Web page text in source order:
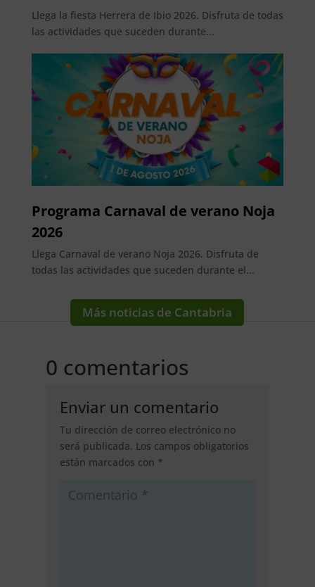
Llega la fiesta Herrera de Ibio 2026. Disfruta de todas
las actividades que suceden durante...
Programa Carnaval de verano Noja
2026
Llega Carnaval de verano Noja 2026. Disfruta de
todas las actividades que suceden durante el...
Más noticias de Cantabria
0 comentarios
Enviar un comentario
Tu dirección de correo electrónico no
será publicada. Los campos obligatorios
están marcados con *